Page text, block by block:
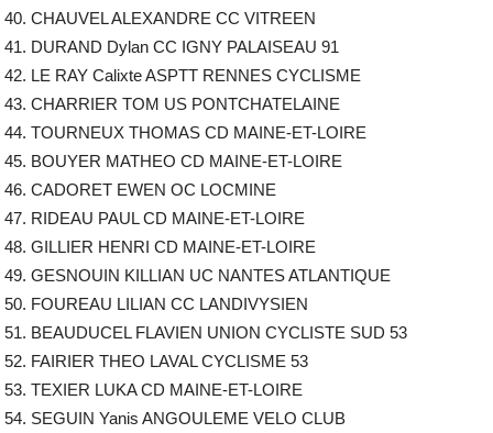
40. CHAUVEL ALEXANDRE CC VITREEN
41. DURAND Dylan CC IGNY PALAISEAU 91
42. LE RAY Calixte ASPTT RENNES CYCLISME
43. CHARRIER TOM US PONTCHATELAINE
44. TOURNEUX THOMAS CD MAINE-ET-LOIRE
45. BOUYER MATHEO CD MAINE-ET-LOIRE
46. CADORET EWEN OC LOCMINE
47. RIDEAU PAUL CD MAINE-ET-LOIRE
48. GILLIER HENRI CD MAINE-ET-LOIRE
49. GESNOUIN KILLIAN UC NANTES ATLANTIQUE
50. FOUREAU LILIAN CC LANDIVYSIEN
51. BEAUDUCEL FLAVIEN UNION CYCLISTE SUD 53
52. FAIRIER THEO LAVAL CYCLISME 53
53. TEXIER LUKA CD MAINE-ET-LOIRE
54. SEGUIN Yanis ANGOULEME VELO CLUB